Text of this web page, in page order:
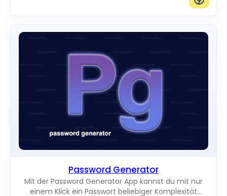
Password Generator
Mit der Password Generator App kannst du mit nur
einem Klick ein Passwort beliebiger Komplexität